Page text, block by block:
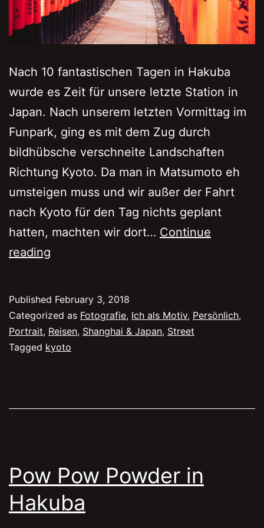
Nach 10 fantastischen Tagen in Hakuba
wurde es Zeit für unsere letzte Station in
Japan. Nach unserem letzten Vormittag im
Funpark, ging es mit dem Zug durch
bildhübsche verschneite Landschaften
Richtung Kyoto. Da man in Matsumoto eh
umsteigen muss und wir außer der Fahrt
nach Kyoto für den Tag nichts geplant
hatten, machten wir dort… Continue
reading
Published February 3, 2018
Categorized as Fotografie, Ich als Motiv, Persönlich,
Portrait, Reisen, Shanghai & Japan, Street
Tagged kyoto
Pow Pow Powder in
Hakuba